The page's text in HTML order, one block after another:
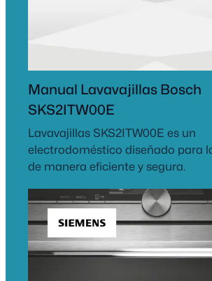
Manual Lavavajillas Bosch
SKS2ITW00E
Lavavajillas SKS2ITW00E es un
electrodoméstico diseñado para
de manera eficiente y segura.